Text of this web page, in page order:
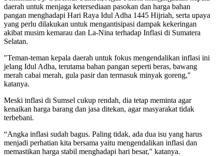
daerah untuk menjaga ketersediaan pasokan dan harga bahan
pangan menghadapi Hari Raya Idul Adha 1445 Hijriah, serta upaya
yang perlu dilakukan untuk mengantisipasi dampak kekeringan
akibat musim kemarau dan La-Nina terhadap Inflasi di Sumatera
Selatan.
"Teman-teman kepala daerah untuk fokus mengendalikan inflasi ini
jelang Idul Adha, terutama bahan pangan seperti beras, bawang
merah cabai merah, gula pasir dan termasuk minyak goreng,"
katanya.
Meski inflasi di Sumsel cukup rendah, dia tetap meminta agar
kenaikan harga barang dan jasa ditekan, agar masyarakat tidak
terbebani.
“Angka inflasi sudah bagus. Paling tidak, ada dua isu yang harus
menjadi perhatian kita bersama yaitu mengendalikan inflasi dan
memastikan harga stabil menghadapi hari besar," katanya.